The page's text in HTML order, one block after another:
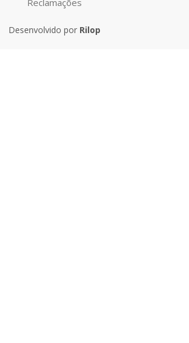
Desenvolvido por Rilop